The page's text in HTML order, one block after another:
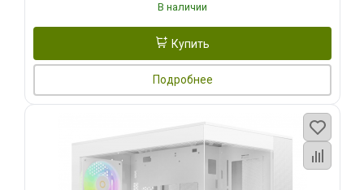
В наличии
Купить
Подробнее